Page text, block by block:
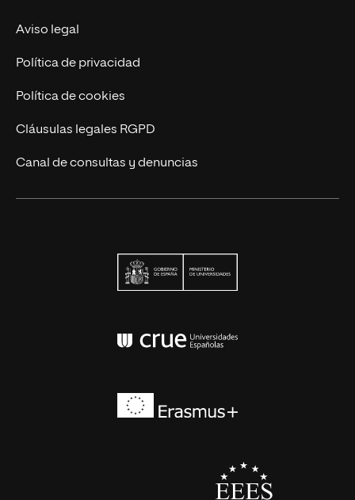
Actualidad
Contáctanos
Aviso legal
Política de privacidad
Política de cookies
Cláusulas legales RGPD
Canal de consultas y denuncias